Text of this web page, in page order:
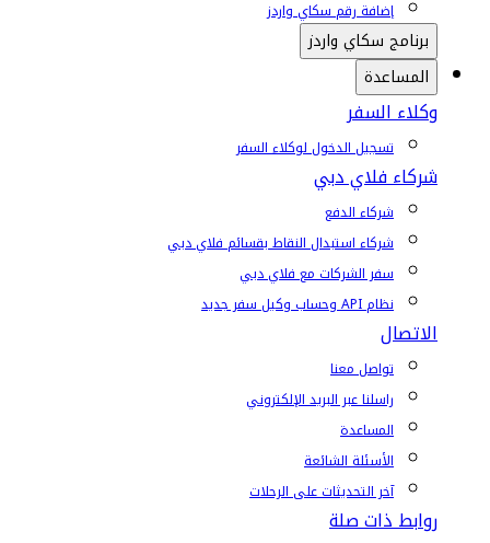
إضافة رقم سكاي واردز
برنامج سكاي واردز
المساعدة
وكلاء السفر
تسجيل الدخول لوكلاء السفر
شركاء فلاي دبي
شركاء الدفع
شركاء استبدال النقاط بقسائم فلاي دبي
سفر الشركات مع فلاي دبي
نظام API وحساب وكيل سفر جديد
الاتصال
تواصل معنا
راسلنا عبر البريد الإلكتروني
المساعدة
الأسئلة الشائعة
آخر التحديثات على الرحلات
روابط ذات صلة